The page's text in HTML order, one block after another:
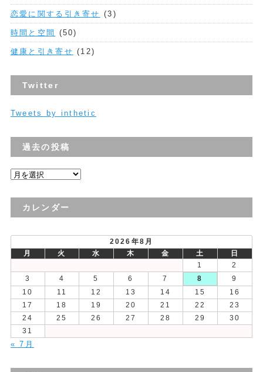
恋愛に関する引き寄せ (3)
時間と空間 (50)
健康と引き寄せ (12)
Twitter
Tweets by inthetic
過去の投稿
過
の
カレンダー
2026年8月
月
火 水 木 金 土
日
1
2
3
4 5 6 7 8
9
10
11 12 13 14 15
16
17
18 19 20 21 22
23
24
25 26 27 28 29
30
31
« 7月